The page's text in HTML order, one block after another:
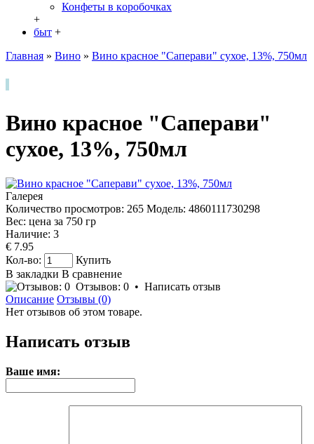
Конфеты в кoробочках
+
быт +
Главная » Вино » Вино красное "Саперави" сухое, 13%, 750мл
Вино красное "Саперави"
сухое, 13%, 750мл
Галерея
Количество просмотров: 265 Модель: 4860111730298
Вес: цена за 750 гр
Наличие: 3
€ 7.95
Кол-во:
Купить
В закладки В сравнение
Отзывов: 0 • Написать отзыв
Описание Отзывы (0)
Нет отзывов об этом товаре.
Написать отзыв
Ваше имя: